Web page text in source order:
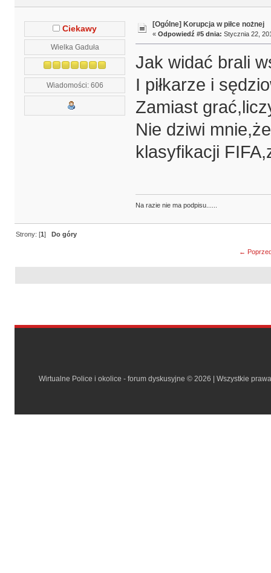
Ciekawy
Wielka Gaduła
Wiadomości: 606
[Ogólne] Korupcja w piłce nożnej
« Odpowiedź #5 dnia: Stycznia 22,
Jak widać brali
I piłkarze i
Zamiast
Nie dziwi
klasyfikacji
Na razie nie ma podpisu......
Strony: [1]Do góry
←
Wirtualne Police i okolice - forum dyskusyjne © 2026 | Wszystkie